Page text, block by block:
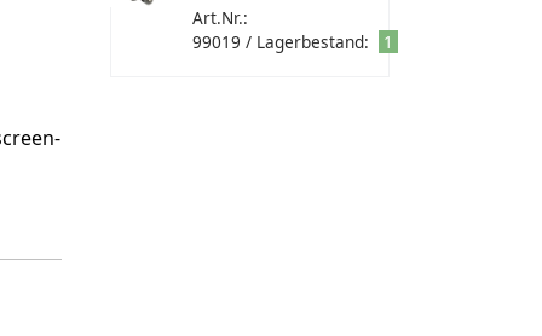
Art.Nr.:
99019 / Lagerbestand:
1